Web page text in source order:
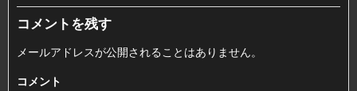
コメントを残す
メールアドレスが公開されることはありません。
コメント